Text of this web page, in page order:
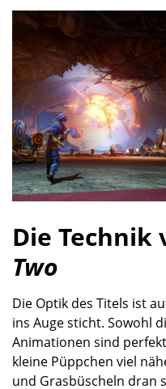
Die Technik
Two
Die Optik des Titels ist
ins Auge sticht. Sowohl
Animationen sind
kleine Püppchen viel
und Grasbüscheln dran